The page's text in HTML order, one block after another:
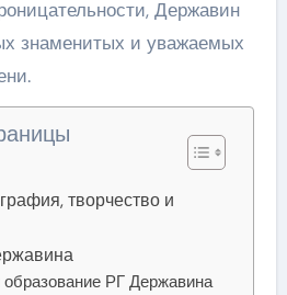
Державин
знаменитых и уважаемых
творчество и
РГ Державина